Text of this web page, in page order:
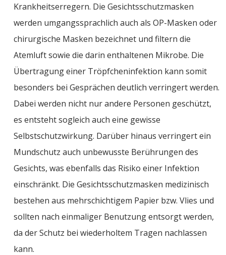
Krankheitserregern. Die Gesichtsschutzmasken
werden umgangssprachlich auch als OP-Masken oder
chirurgische Masken bezeichnet und filtern die
Atemluft sowie die darin enthaltenen Mikrobe. Die
Übertragung einer Tröpfcheninfektion kann somit
besonders bei Gesprächen deutlich verringert werden.
Dabei werden nicht nur andere Personen geschützt,
es entsteht sogleich auch eine gewisse
Selbstschutzwirkung. Darüber hinaus verringert ein
Mundschutz auch unbewusste Berührungen des
Gesichts, was ebenfalls das Risiko einer Infektion
einschränkt. Die Gesichtsschutzmasken medizinisch
bestehen aus mehrschichtigem Papier bzw. Vlies und
sollten nach einmaliger Benutzung entsorgt werden,
da der Schutz bei wiederholtem Tragen nachlassen
kann.